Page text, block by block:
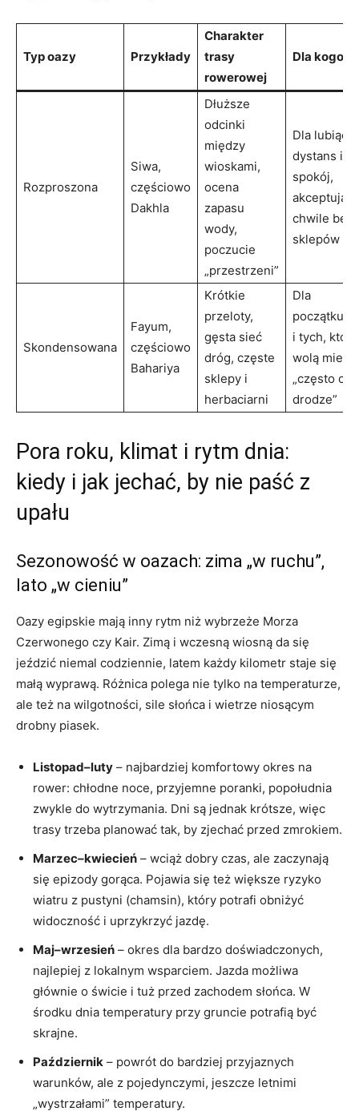
Typ oazy Przykłady
Charakter
trasy
rowerowej
Dla kogo
Rozproszona
Siwa,
częściowo
Dakhla
Dłuższe
odcinki
między
wioskami,
ocena
zapasu
wody,
poczucie
„przestrzeni”
Dla
dystans i
spokój,
chwile bez
sklepów
Skondensowana
Fayum,
częściowo
Bahariya
Krótkie
przeloty,
gęsta sieć
dróg, częste
sklepy i
herbaciarni
Dla
i tych,
wolą mieć
„często
drodze”
Pora roku, klimat i rytm dnia:
kiedy i jak jechać, by nie paść z
upału
Sezonowość w oazach: zima „w ruchu”,
lato „w cieniu”
Oazy egipskie mają inny rytm niż wybrzeże Morza
Czerwonego czy Kair. Zimą i wczesną wiosną da się
jeździć niemal codziennie, latem każdy kilometr staje się
małą wyprawą. Różnica polega nie tylko na temperaturze,
ale też na wilgotności, sile słońca i wietrze niosącym
drobny piasek.
Listopad–luty – najbardziej komfortowy okres na
rower: chłodne noce, przyjemne poranki, popołudnia
zwykle do wytrzymania. Dni są jednak krótsze, więc
trasy trzeba planować tak, by zjechać przed zmrokiem.
Marzec–kwiecień – wciąż dobry czas, ale zaczynają
się epizody gorąca. Pojawia się też większe ryzyko
wiatru z pustyni (chamsin), który potrafi obniżyć
widoczność i uprzykrzyć jazdę.
Maj–wrzesień – okres dla bardzo doświadczonych,
najlepiej z lokalnym wsparciem. Jazda możliwa
głównie o świcie i tuż przed zachodem słońca. W
środku dnia temperatury przy gruncie potrafią być
skrajne.
Październik – powrót do bardziej przyjaznych
warunków, ale z pojedynczymi, jeszcze letnimi
„wystrzałami” temperatury.